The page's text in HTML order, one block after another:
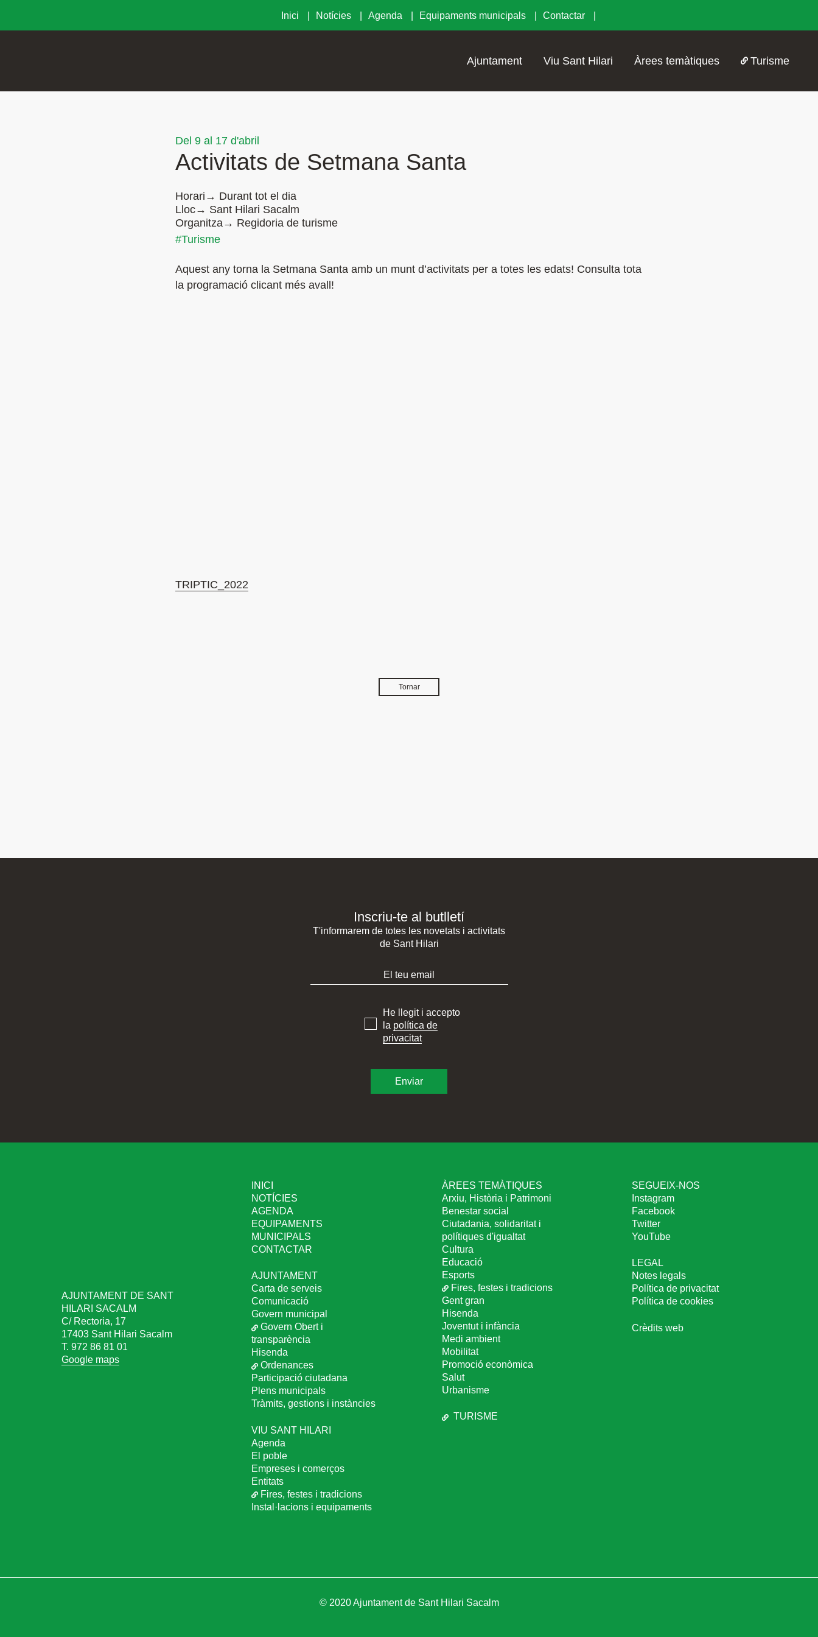
Inici Notícies Agenda Equipaments municipals Contactar
Ajuntament Viu Sant Hilari Àrees temàtiques Turisme
Del 9 al 17 d'abril
Activitats de Setmana Santa
Horari→ Durant tot el dia
Lloc→ Sant Hilari Sacalm
Organitza→ Regidoria de turisme
#Turisme
Aquest any torna la Setmana Santa amb un munt d’activitats per a totes les edats! Consulta tota
la programació clicant més avall!
TRIPTIC_2022
Tornar
Inscriu-te al butlletí
T'informarem de totes les novetats i activitats
de Sant Hilari
He llegit i accepto
la política de
privacitat
AJUNTAMENT DE SANT
HILARI SACALM
C/ Rectoria, 17
17403 Sant Hilari Sacalm
T. 972 86 81 01
Google maps
INICI
NOTÍCIES
AGENDA
EQUIPAMENTS
MUNICIPALS
CONTACTAR
AJUNTAMENT
Carta de serveis
Comunicació
Govern municipal
Govern Obert i
transparència
Hisenda
Ordenances
Participació ciutadana
Plens municipals
Tràmits, gestions i instàncies
VIU SANT HILARI
Agenda
El poble
Empreses i comerços
Entitats
Fires, festes i tradicions
Instal·lacions i equipaments
ÀREES TEMÀTIQUES
Arxiu, Història i Patrimoni
Benestar social
Ciutadania, solidaritat i
polítiques d'igualtat
Cultura
Educació
Esports
Fires, festes i tradicions
Gent gran
Hisenda
Joventut i infància
Medi ambient
Mobilitat
Promoció econòmica
Salut
Urbanisme
TURISME
SEGUEIX-NOS
Instagram
Facebook
Twitter
YouTube
LEGAL
Notes legals
Política de privacitat
Política de cookies
Crèdits web
© 2020 Ajuntament de Sant Hilari Sacalm